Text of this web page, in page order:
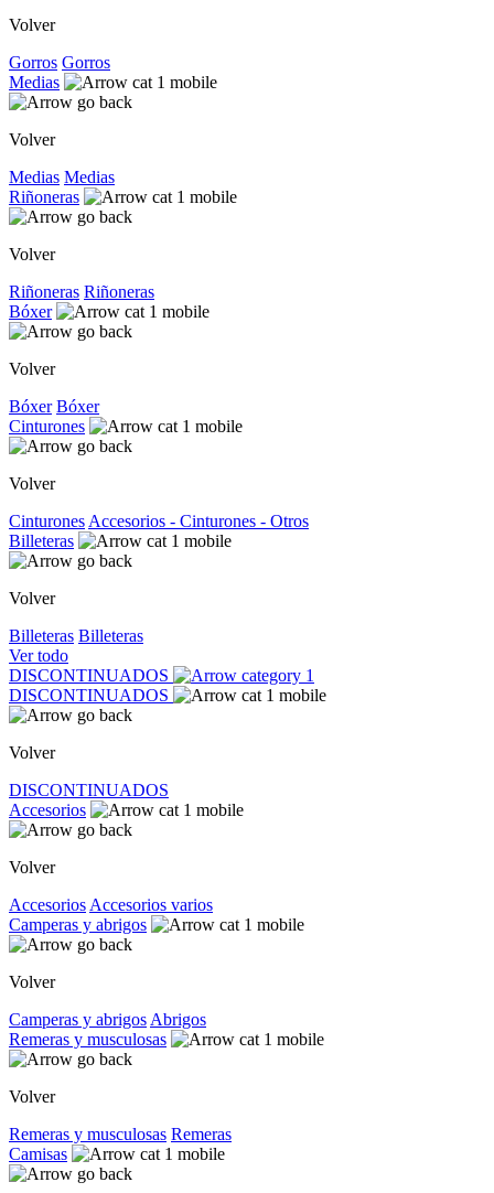
Volver
Gorros Gorros
Medias
Volver
Medias Medias
Riñoneras
Volver
Riñoneras Riñoneras
Bóxer
Volver
Bóxer Bóxer
Cinturones
Volver
Cinturones Accesorios - Cinturones - Otros
Billeteras
Volver
Billeteras Billeteras
Ver todo
DISCONTINUADOS
DISCONTINUADOS
Volver
DISCONTINUADOS
Accesorios
Volver
Accesorios Accesorios varios
Camperas y abrigos
Volver
Camperas y abrigos Abrigos
Remeras y musculosas
Volver
Remeras y musculosas Remeras
Camisas